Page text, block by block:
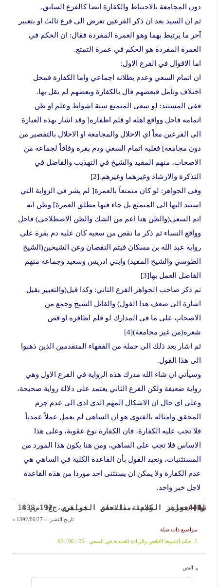
دون المجامعة بالاحتياط والكفارة ایضا كالفرع السابق.
ثم ان السيد بعد ان ذكر الفرعين تعرض الى فرع ثالث او بتعبير
آخر ما یرتبط بهما وهو العمرة المفردة فقال: ان الحكم في
العمرة المفردة هو الحكم في عمرة التمتع.
اما الاقوال في الفرع الاول:
ان اتمام السعي وعدم بطلانه اجماعي واما الكفارة فمحل
اختلاف وتأمل فبعضهم قال بالكفارة وبعضهم لم يقل بها.
ففي المستند: لو سعى المتمتع ستة اشواط وعلم او ظن
اتمامه فاحل وواقع اهله او قلم اظفاره[ وقد اشار بهذه العبارة
الى الفرعين معاً اي الاحلال والمجامعة او الاحلال بالتقصير من
دون مجامعة] فعليه اتمام السعي ودم بقرة وفاقاً لجماعة من
الاصحاب، منهم المفيد والشيخ في التهذيب والفاضل في
التذكرة والارشاد وغيرهما وغيرهم.[2]
وفی الجواهر: لو كان متمتعاً بالعمرة[ لم يشر في الرواية التي
استند اليها الى المتمتع بل جاء فيها مطلق العمرة] وظن انه
اتم السعي(والظن هنا اعم من الشك والظن الاصطلاحي) فاحل
وواقع النساء ثم ذكر ما نقص من سعيه كان عليه دم بقرة على
رواية عبد الله بن مسكان فيتم النقصان وعن الشيخين(الشيخ
الطوسي والشيخ المفيد) وابني ادريس وسعيد وجماعة منهم
الفاضل العمل بها[3]
ثم ذكر صاحب الجواهر الفرع الثاني: وكذا قيل(والتعبير بقيل
اشارة الى ضعف هذا القول) والقائل الشيخ وجمع من
الاصحاب على ما في المدارك لو قلم اظافره او قص
شعره(من غير مجامعة)[4]
ثم اشار بعد ذلك الى جملة من الفقهاء المتقدمين الذين ذهبوا
الى هذا القول.
وسيأتي ان شاء الله مدرك هذه الرواية في الفرع الاول وهي
رواية ضعيفة ولكن الفرع الثاني يعتمد على دلالة رواية صحيحة،
وعلى اي حال ان الاشكال المهم الذي ادى الى عدم جزم
المحقق وامثاله بالفتوى هو ان الساهي لم يعمل عملاً عمدياً
فلا تجب عليه الكفارة، فان الكفارة نوع عقوبة، وعلى هذا
الاساس فلا تجب علی الساهي، ومن هنا یکون هذا المورد من
المستثنيات، ونعید القول بأن القاعدة الكلية في الساهي هي
عدم الكفارة ولا يمكن ان يستثنى احد موردا من هذه القاعدة
لاجل خبر واحد.
الهوامش:
[1] تحرير الوسيلة، الامام الخميني، ج1، ص438
[2] مستند الشيعة، المحقق النراقي، ج12، ص183
[3] جواهر الكلام، ممد حسن الجواهري، ج19، ص440.
[4] جواهر الكلام، ممد حسن الجواهري، ج19، ص441.
تاريخ النشر: « 1392/06/27 »
مواضيع ذات صلة
2. حکم الشوط الناقص والزيادة العمدية في السعي - 25 / 06 / 92
* النص